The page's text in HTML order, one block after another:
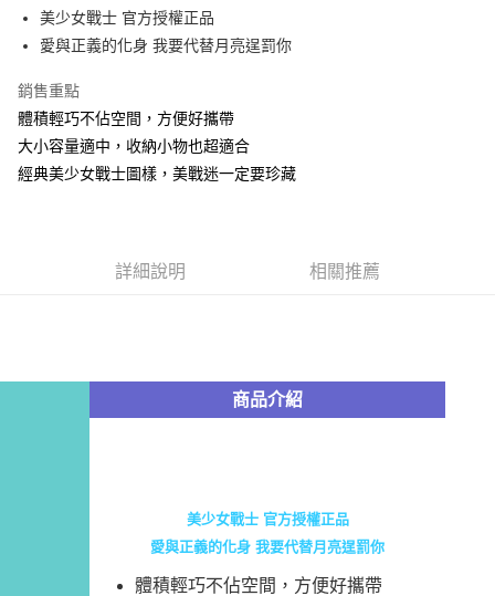
Apple Pay
街口支付
悠遊付
AFTEE先享後付
相關說明
２．便利：只要手機號碼，簡訊認證，即可結帳。
２．訂單成立數日內，您將收到繳費通知簡訊。
３．收到繳費通知簡訊後14天內，點擊此簡訊中的連結，可透過四大超商／
是否繳費成功／繳費後需取消欲退款等相關疑問，請聯繫「AFTEE先享後付
https://netprotections.freshdesk.com/support/home
每筆NT$60，滿NT$499(含以上)免運費
每筆NT$60，滿NT$499(含以上)免運費
美少女戰士 官方授權正品
愛與正義的化身 我要代替月亮逞罰你
銷售重點
體積輕巧不佔空間，方便好攜帶
大小容量適中，收納小物也超適合
經典美少女戰士圖樣，美戰迷一定要珍藏
詳細說明 相關推薦
商品介紹
美少女戰士 官方授權正品
愛與正義的化身 我要代替月亮逞罰你
體積輕巧不佔空間，方便好攜帶